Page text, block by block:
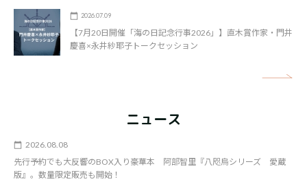
2026.07.09
【7月20日開催「海の日記念行事2026」】直木賞作家・門井
慶喜×永井紗耶子トークセッション
ニュース
2026.08.08
先行予約でも大反響のBOX入り豪華本 阿部智里『八咫烏シリーズ 愛蔵
版』。数量限定販売も開始！